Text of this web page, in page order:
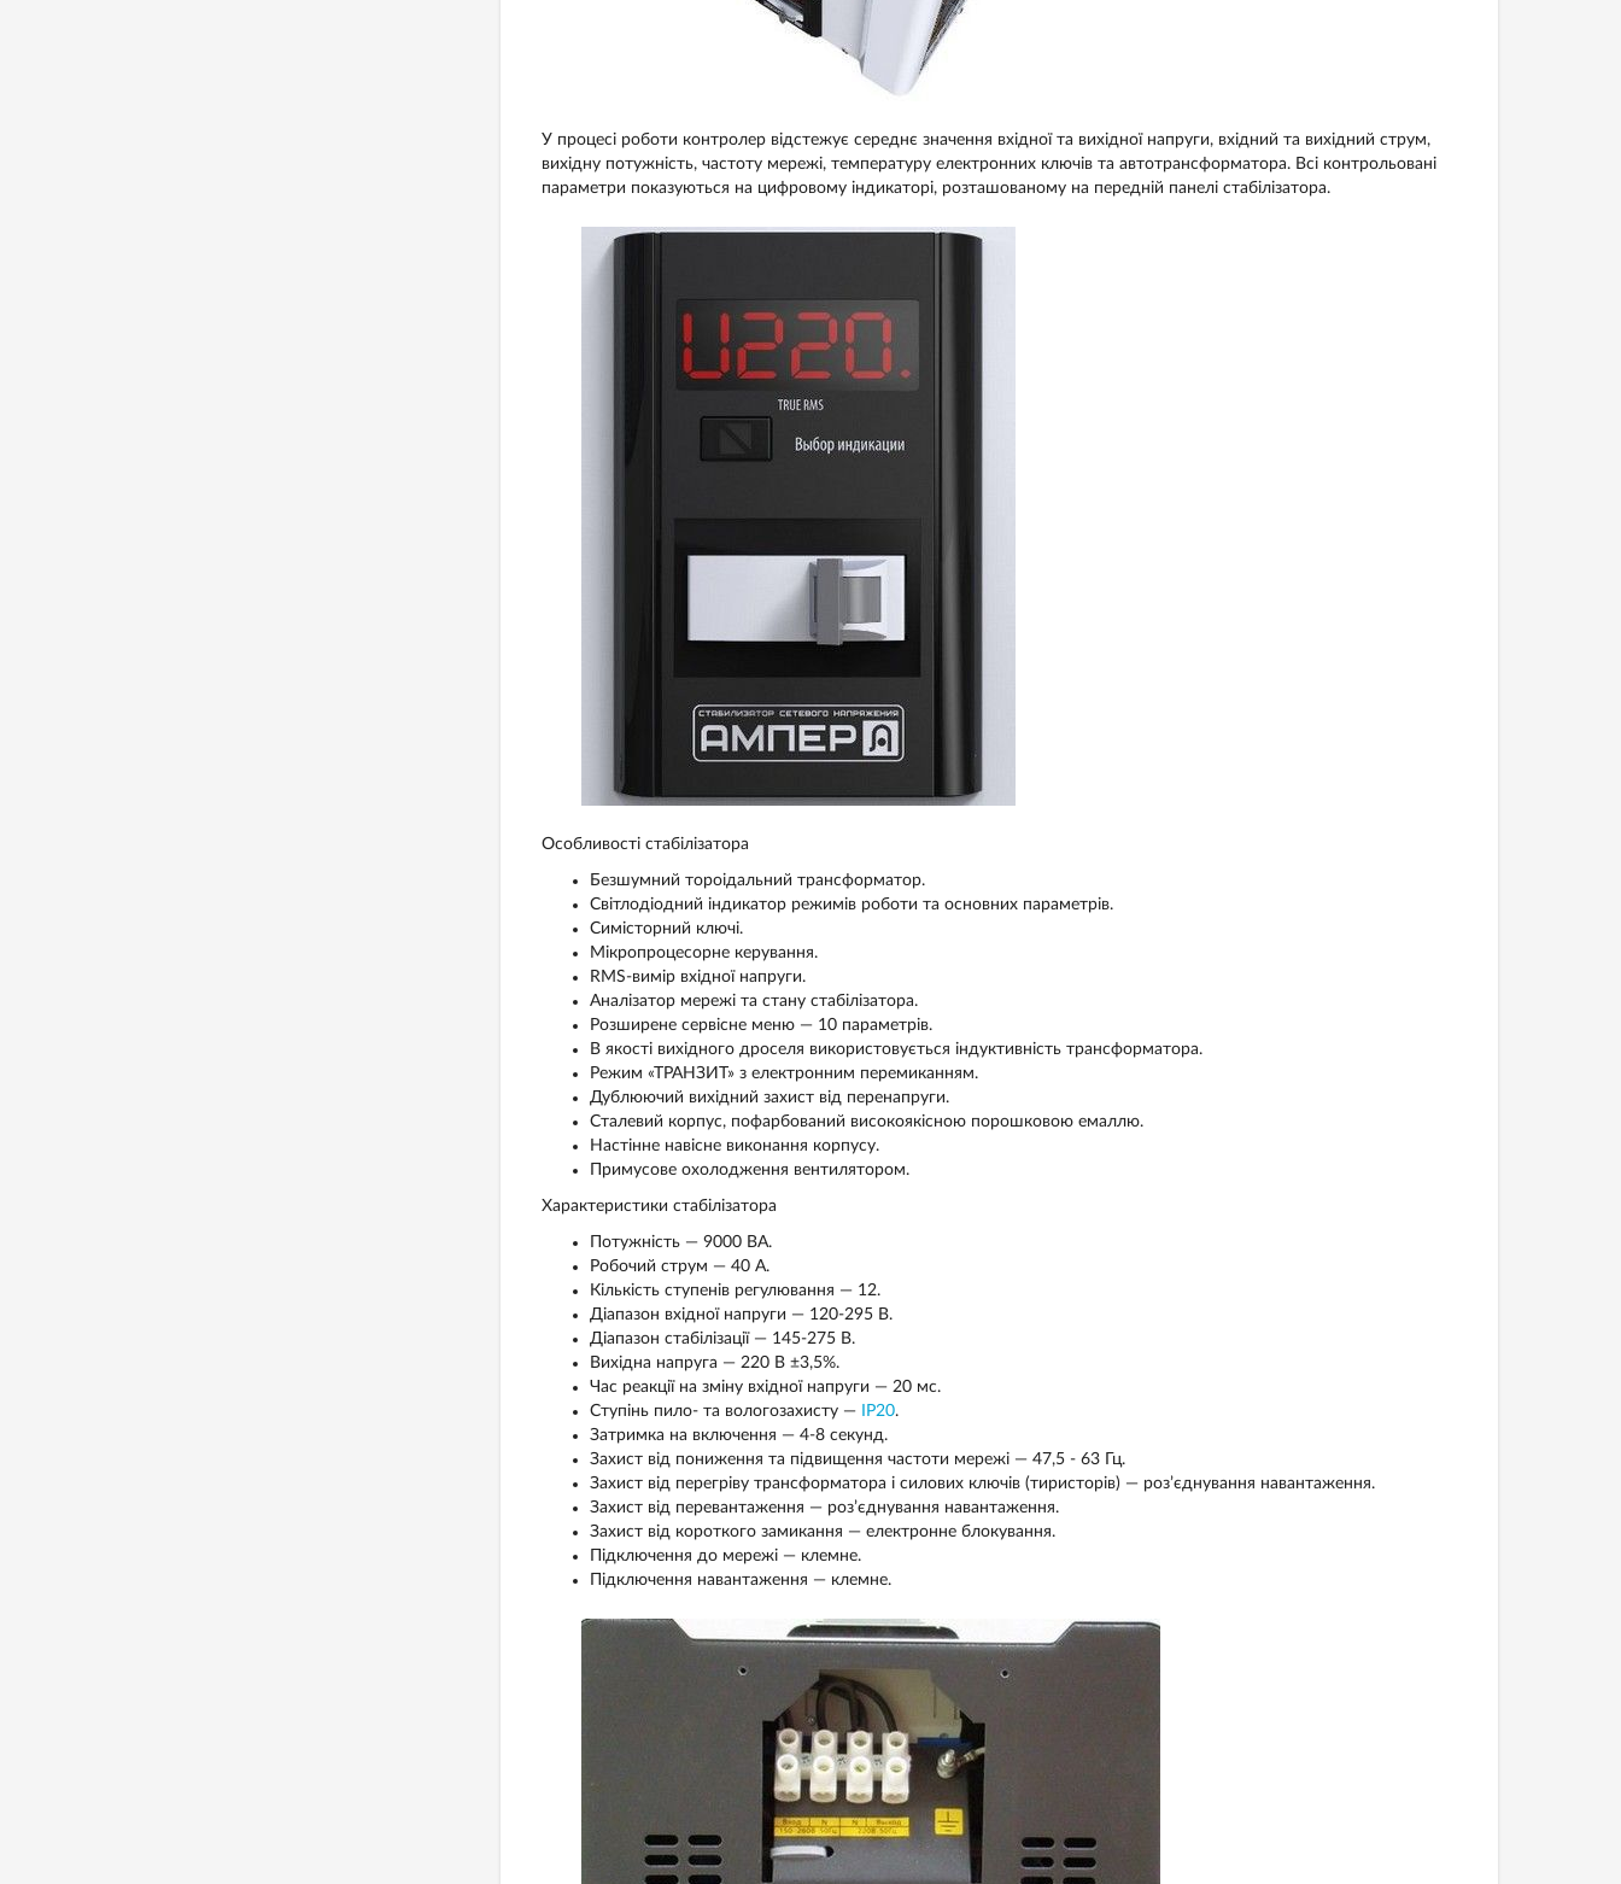
У процесі роботи контролер відстежує середнє значення вхідної та вихідної напруги, вхідний та вихідний струм,
вихідну потужність, частоту мережі, температуру електронних ключів та автотрансформатора. Всі контрольовані
параметри показуються на цифровому індикаторі, розташованому на передній панелі стабілізатора.
Особливості стабілізатора
Безшумний тороідальний трансформатор.
Світлодіодний індикатор режимів роботи та основних параметрів.
Симісторний ключі.
Мікропроцесорне керування.
RMS-вимір вхідної напруги.
Аналізатор мережі та стану стабілізатора.
Розширене сервісне меню — 10 параметрів.
В якості вихідного дроселя використовується індуктивність трансформатора.
Режим «ТРАНЗИТ» з електронним перемиканням.
Дублюючий вихідний захист від перенапруги.
Сталевий корпус, пофарбований високоякісною порошковою емаллю.
Настінне навісне виконання корпусу.
Примусове охолодження вентилятором.
Характеристики стабілізатора
Потужність — 9000 ВА.
Робочий струм — 40 A.
Кількість ступенів регулювання — 12.
Діапазон вхідної напруги — 120-295 В.
Діапазон стабілізації — 145-275 В.
Вихідна напруга — 220 В ±3,5%.
Час реакції на зміну вхідної напруги — 20 мс.
Ступінь пило- та вологозахисту —
IP20.
Затримка на включення — 4-8 секунд.
Захист від пониження та підвищення частоти мережі — 47,5 - 63 Гц.
Захист від перегріву трансформатора і силових ключів (тиристорів) — роз’єднування навантаження.
Захист від перевантаження — роз’єднування навантаження.
Захист від короткого замикання — електронне блокування.
Підключення до мережі — клемне.
Підключення навантаження — клемне.